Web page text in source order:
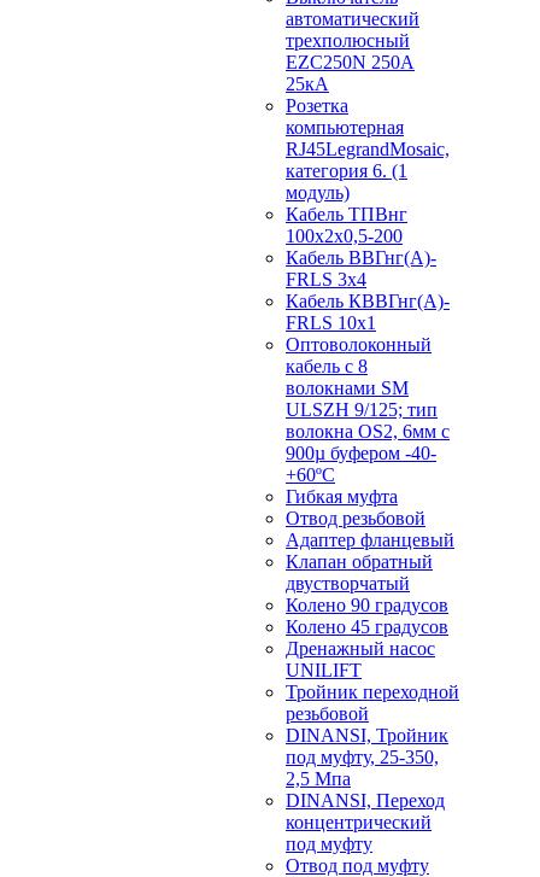
автоматический
трехполюсный
EZC250N 250А
25кА
Розетка
компьютерная
RJ45LegrandMosaic,
категория 6. (1
модуль)
Кабель ТПВнг
100х2х0,5-200
Кабель ВВГнг(А)-
FRLS 3х4
Кабель КВВГнг(А)-
FRLS 10х1
Оптоволоконный
кабель с 8
волокнами SM
ULSZH 9/125; тип
волокна OS2, 6мм с
900µ буфером -40-
+60ºC
Гибкая муфта
Отвод резьбовой
Адаптер фланцевый
Клапан обратный
двустворчатый
Колено 90 градусов
Колено 45 градусов
Дренажный насос
UNILIFT
Тройник переходной
резьбовой
DINANSI, Тройник
под муфту, 25-350,
2,5 Мпа
DINANSI, Переход
концентрический
под муфту
Отвод под муфту